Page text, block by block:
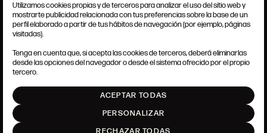
CONDICIONES GENERALES
POLÍTICA DE COOKIES
AJUSTE DE COOKIES
Utilizamos cookies propias y de terceros para analizar el uso del sitio web y
mostrarte publicidad relacionada con tus preferencias sobre la base de un
perfil elaborado a partir de tus hábitos de navegación (por ejemplo, páginas
visitadas).
Tenga en cuenta que, si acepta las cookies de terceros, deberá eliminarlas
desde las opciones del navegador o desde el sistema ofrecido por el propio
tercero.
ACEPTAR TODAS
PERSONALIZAR